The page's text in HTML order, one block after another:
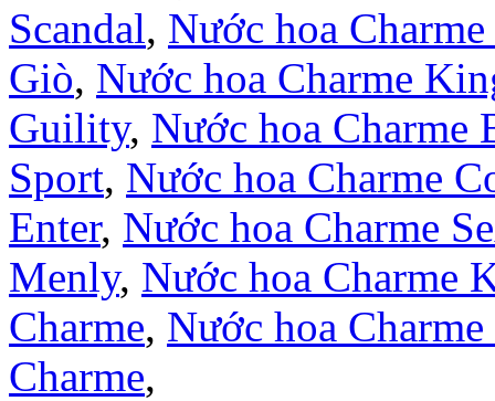
Scandal, Nước hoa
Giò, Nước hoa Charme
Guility, Nước hoa Charme
Sport, Nước hoa Charme
Enter, Nước hoa Charme
Menly, Nước hoa Charme
Charme, Nước hoa
Charme,